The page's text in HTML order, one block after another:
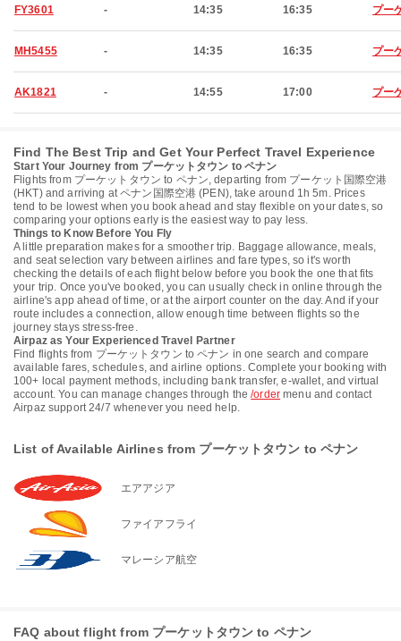
FY3601 - 14:35 16:35 プー
MH5455 - 14:35 16:35 プー
AK1821 - 14:55 17:00 プー
Find The Best Trip and Get Your Perfect Travel Experience
Start Your Journey from プーケットタウン to ペナン
Flights from プーケットタウン to ペナン, departing from プーケット国際空港
(HKT) and arriving at ペナン国際空港 (PEN), take around 1h 5m. Prices
tend to be lowest when you book ahead and stay flexible on your dates, so
comparing your options early is the easiest way to pay less.
Things to Know Before You Fly
A little preparation makes for a smoother trip. Baggage allowance, meals,
and seat selection vary between airlines and fare types, so it's worth
checking the details of each flight below before you book the one that fits
your trip. Once you've booked, you can usually check in online through the
airline's app ahead of time, or at the airport counter on the day. And if your
route includes a connection, allow enough time between flights so the
journey stays stress-free.
Airpaz as Your Experienced Travel Partner
Find flights from プーケットタウン to ペナン in one search and compare
available fares, schedules, and airline options. Complete your booking with
100+ local payment methods, including bank transfer, e-wallet, and virtual
account. You can manage changes through the/order menu and contact
Airpaz support 24/7 whenever you need help.
List of Available Airlines from プーケットタウン to ペナン
エアアジア
ファイアフライ
マレーシア航空
FAQ about flight from プーケットタウン to ペナン